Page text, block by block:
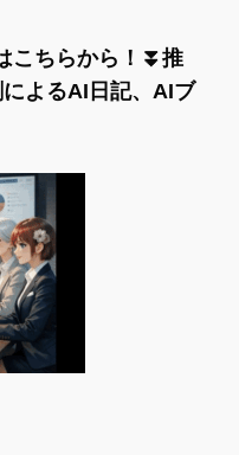
こちらから！⏬️推
よるAI日記、AIブ